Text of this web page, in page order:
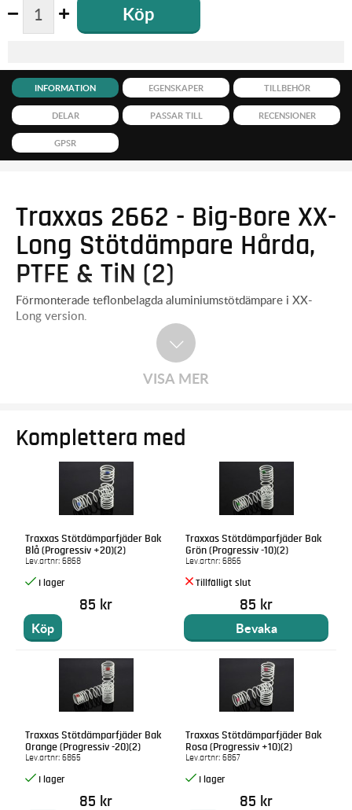
Köp
INFORMATION EGENSKAPER TILLBEHÖR
DELAR PASSAR TILL RECENSIONER
GPSR
Traxxas 2662 - Big-Bore XX-
Long Stötdämpare Hårda,
PTFE & TiN (2)
Förmonterade teflonbelagda aluminiumstötdämpare i XX-
Long version.
VISA MER
Komplettera med
Traxxas Stötdämparfjäder Bak
Blå (Progressiv +20)(2)
Lev.artnr: 6868
85 kr
Köp
Traxxas Stötdämparfjäder Bak
Grön (Progressiv -10)(2)
Lev.artnr: 6866
85 kr
Bevaka
Traxxas Stötdämparfjäder Bak
Orange (Progressiv -20)(2)
Lev.artnr: 6865
85 kr
Traxxas Stötdämparfjäder Bak
Rosa (Progressiv +10)(2)
Lev.artnr: 6867
85 kr